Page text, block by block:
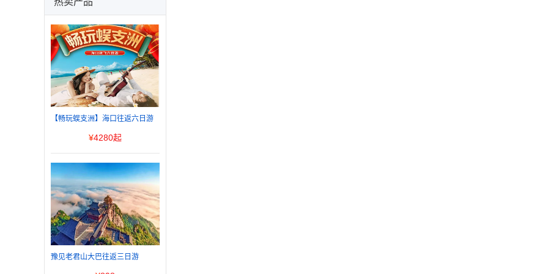
【畅玩蜈支洲】海口往返六日游
¥4280起
豫见老君山大巴往返三日游